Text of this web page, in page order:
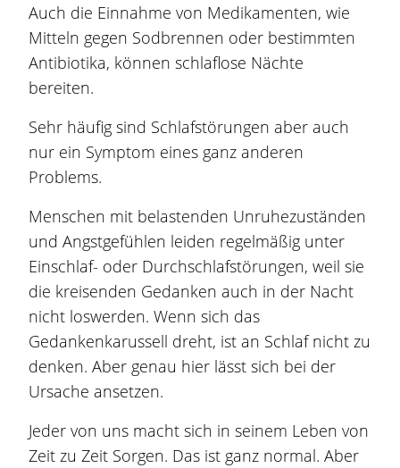
Auch die Einnahme von Medikamenten, wie
Mitteln gegen Sodbrennen oder bestimmten
Antibiotika, können schlaflose Nächte
bereiten.
Sehr häufig sind Schlafstörungen aber auch
nur ein Symptom eines ganz anderen
Problems.
Menschen mit belastenden Unruhezuständen
und Angstgefühlen leiden regelmäßig unter
Einschlaf- oder Durchschlafstörungen, weil sie
die kreisenden Gedanken auch in der Nacht
nicht loswerden. Wenn sich das
Gedankenkarussell dreht, ist an Schlaf nicht zu
denken. Aber genau hier lässt sich bei der
Ursache ansetzen.
Jeder von uns macht sich in seinem Leben von
Zeit zu Zeit Sorgen. Das ist ganz normal. Aber